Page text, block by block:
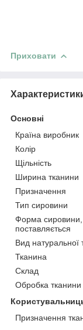
Приховати
Основні
Країна виробник
Колір
Щільність
Ширина тканини
Призначення
Тип сировини
Форма
поставляється
Вид натуральної
Тканина
Склад
Обробка тканини
Призначення